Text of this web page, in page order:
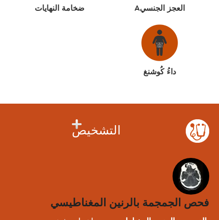
العجز الجنسيA ضخامة النهايات
داءُ كُوشنغ
التشخيص
فحص الجمجمة بالرنين المغناطيسي